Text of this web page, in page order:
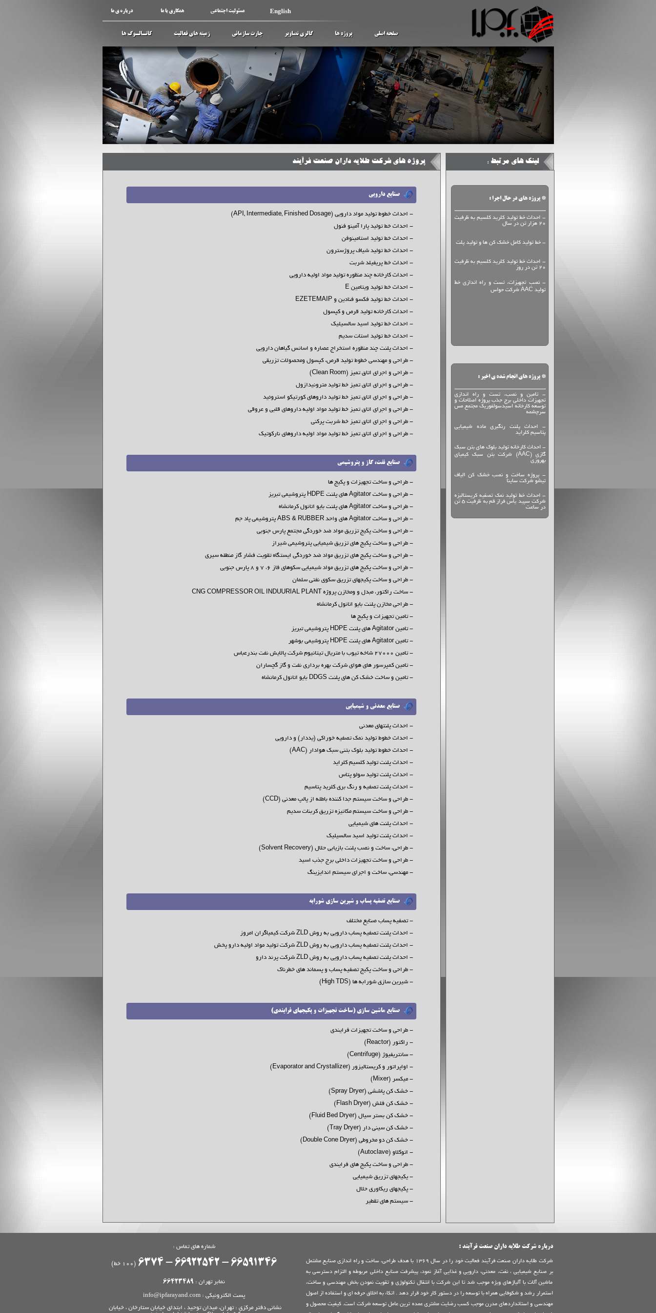
درباره ی ما همکاری با ما مسئولیت اجتماعی English
صفحه اصلی پروژه ها گالری تصاویر چارت سازمانی زمینه های فعالیت کاتـالـوگ ها
پروژه های شرکت طلایه داران صنعت فرآیند لینک های مرتبط :
صنایع دارویی
- احداث خطوط تولید مواد دارویی (API, Intermediate, Finished Dosage)
- احداث خط تولید پارا آمینو فنول
- احداث خط تولید استامینوفن
- احداث خط تولید شیاف پروژسترون
- احداث خط پریفیلد شربت
- احداث کارخانه چند منظوره تولید مواد اولیه دارویی
- احداث خط تولید ویتامین E
- احداث خط تولید فکسو فنادین و EZETEMAIP
- احداث کارخانه تولید قرص و کپسول
- احداث خط تولید اسید سالسیلیک
- احداث خط تولید استات سدیم
- احداث پلنت چند منظوره استخراج عصاره و اسانس گیاهان دارویی
- طراحی و مهندسی خطوط تولید قرص، کپسول ومحصولات تزریقی
- طراحی و اجرای اتاق تمیز (Clean Room)
- طراحی و اجرای اتاق تمیز خط تولید مترونیدازول
- طراحی و اجرای اتاق تمیز خط تولید داروهای کورتیکو استروئید
- طراحی و اجرای اتاق تمیز خط تولید مواد اولیه داروهای قلبی و عروقی
- طراحی و اجرای اتاق تمیز خط شربت پرکنی
- طراحی و اجرای اتاق تمیز خط تولید مواد اولیه داروهای نارکوتیک
صنایع نفت، گاز و پتروشیمی
- طراحی و ساخت تجهیزات و پکیج ها
- طراحی و ساخت Agitator های پلنت HDPE پتروشیمی تبریز
- طراحی و ساخت Agitator های پلنت بایو اتانول کرمانشاه
- طراحی و ساخت Agitator های واحد ABS & RUBBER پتروشیمی پاد جم
- طراحی و ساخت پکیج تزریق مواد ضد خوردگی مجتمع پارس جنوبی
- طراحی و ساخت پکیج های تزریق شیمیایی پتروشیمی شیراز
- طراحی و ساخت پکیج های تزریق مواد ضد خوردگی ایستگاه تقویت فشار گاز منطقه سیری
- طراحی و ساخت پکیج های تزریق مواد شیمیایی سکوهای فاز 6، 7 و 8 پارس جنوبی
- طراحی و ساخت پکیجهای تزریق سکوی نفتی سلمان
- ساخت راکتور، مبدل و ومخازن پروژه CNG COMPRESSOR OIL INDUURIAL PLANT
- طراحی مخازن پلنت بایو اتانول کرمانشاه
- تامین تجهیزات و پکیج ها
- تامین Agitator های پلنت HDPE پتروشیمی تبریز
- تامین Agitator های پلنت HDPE پتروشیمی بوشهر
- تامین 27000 شاخه تیوب با متریال تیتانیوم شرکت پالایش نفت بندرعباس
- تامین کمپرسور های هوای شرکت بهره برداری نفت و گاز گچساران
- تامین و ساخت خشک کن های پلنت DDGS بایو اتانول کرمانشاه
صنایع معدنی و شیمیایی
- احداث پلنتهای معدنی
- احداث خطوط تولید نمک تصفیه خوراکی (یددار) و دارویی
- احداث خطوط تولید بلوک بتنی سبک هوادار (AAC)
- احداث پلنت تولید کلسیم کلراید
- احداث پلنت تولید سولو پتاس
- احداث پلنت تصفیه و رنگ بری کلرید پتاسیم
- طراحی و ساخت سیستم جدا کننده باطله از پالپ معدنی (CCD)
- طراحی و ساخت سیستم مکانیزه تزریق کربنات سدیم
- احداث پلنت های شیمیایی
- احداث پلنت تولید اسید سالسیلیک
- طراحی، ساخت و نصب پلنت بازیابی حلال (Solvent Recovery)
- طراحی و ساخت تجهیزات داخلی برج جذب اسید
- مهندسی، ساخت و اجرای سیستم اندایزینگ
صنایع تصفیه پساب و شیرین سازی شورابه
- تصفیه پساب صنایع مختلف
- احداث پلنت تصفیه پساب دارویی به روش ZLD شرکت کیمیاگران امروز
- احداث پلنت تصفیه پساب دارویی به روش ZLD شرکت تولید مواد اولیه دارو پخش
- احداث پلنت تصفیه پساب دارویی به روش ZLD شرکت پرند دارو
- طراحی و ساخت پکیج تصفیه پساب و پسماند های خطرناک
- شیرین سازی شورابه ها (High TDS)
صنایع ماشین سازی (ساخت تجهیزات و پکیجهای فرایندی)
- طراحی و ساخت تجهیزات فرایندی
- راکتور (Reactor)
- سانتریفیوژ (Centrifuge)
- اواپراتور و کریستالیزور (Evaporator and Crystallizer)
- میکسر (Mixer)
- خشک کن پاششی (Spray Dryer)
- خشک کن فلش (Flash Dryer)
- خشک کن بستر سیال (Fluid Bed Dryer)
- خشک کن سینی دار (Tray Dryer)
- خشک کن دو مخروطی (Double Cone Dryer)
- اتوکلاو (Autoclave)
- طراحی و ساخت پکیج های فرایندی
- یکیجهای تزریق شیمیایی
- پکیجهای ریکاوری حلال
- سیستم های تقطیر
* پروژه های در حال اجرا :
- احداث خط تولید کلرید کلسیم به ظرفیت
20 هزار تن در سال
- خط تولید کامل خشک کن ها و تولید پلت
- احداث خط تولید کلرید کلسیم به ظرفیت
20 تن در روز
- نصب تجهیزات، تست و راه اندازی خط
تولید AAC شرکت حواس
* پروژه های انجام شده ی اخیر :
- تامين و نصب، تست و راه اندازي
تجهيزات داخلي برج جذب پروژه اصلاحات و
توسعه كارخانه اسيدسولفوريك مجتمع مس
سرچشمه
- احداث پلنت رنگبری ماده شیمیایی
پتاسیم کلراید
- احداث كارخانه توليد بلوك هاي بتن سبك
گازي (AAC) شركت بتن سبك كيمياي
بهروزي
- پروژه ساخت و نصب خشک کن الیاف
تیشو شرکت ساینا
- احداث خط توليد نمك تصفيه كريستاليزه
شرکت سپید یاس فراز قم به ظرفیت 5 تن
در ساعت
درباره شرکت طلایه داران صنعت فرآیند :
شركت طلايه داران صنعت فرآيند فعاليت خود را در سال 1369 با هدف طراحي، ساخت و راه اندازي صنايع مشتمل
بر صنايع شيميايي ، نفت، معدني، دارويي و غذايي آغاز نمود، پيشرفت صنايع داخلي مربوطه و التزام دسترسي به
ماشين آلات با آلياژهاي ويژه موجب شد تا اين شركت با انتقال تكنولوژي و تقويت نمودن بخش مهندسي و ساخت،
استمرار رشد و شكوفايي همراه با توسعه را در دستور كار خود قرار دهد . اتكاء به اخلاق حرفه اي و استفاده از اصول
مهندسي و استانداردهاي مدرن موجب كسب رضايت مشتري عمده ترين عامل توسعه شركت است. كيفيت محصول و
شماره های تماس :
66591346 - 66922542 - 6374 (100 خط)
نمابر تهران : 66423489
پست الکترونیکی :info@ipfarayand.com
نشانی دفتر مرکزی : تهران، ميدان توحيد ، ابتدای خيابان ستارخان ، خيابان